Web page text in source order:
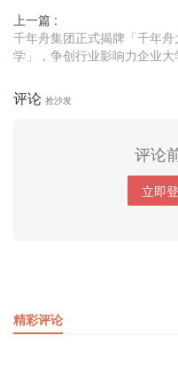
上一篇 :
千年舟集团正式揭牌「千年舟
学」，争创行业影响力企业大
评论 抢沙发
评论
立即
精彩评论